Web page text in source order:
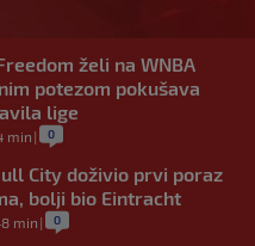
želi na WNBA
potezom pokušava
lige
min | 0
City doživio prvi poraz
bolji bio Eintracht
min | 0